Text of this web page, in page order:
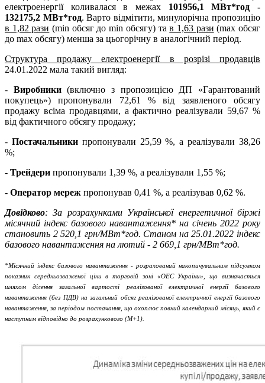
електроенергії коливалася в межах 101956,1 МВт*год -
132175,2 МВт*год. Варто відмітити, минулорічна пропозицію
в 1,82 рази (min обсяг до min обсягу) тав 1,63 рази (max обсяг
до max обсягу) менша за цьогорічну в аналогічний період.
Структура продажу електроенергії в розрізі продавців
24.01.2022 мала такий вигляд:
- Виробники(включно з пропозицією ДП «Гарантований
покупець») пропонували 72,61 % від заявленого обсягу
продажу всіма продавцями, а фактично реалізували 59,67 %
від фактичного обсягу продажу;
- Постачальникипропонували 25,59 %, а реалізували 38,26
%;
- Трейдери пропонували 1,39 %, а реалізували 1,55 %;
- Оператор мереж пропонував 0,41 %, а реалізував 0,62 %.
Довідково: За розрахунками Української енергетичної біржі
місячний індекс базового навантаження* на січень 2022 року
становить 2 520,1 грн/МВт*год. Станом на 25.01.2022 індекс
базового навантаження на лютий - 2 669,1 грн/МВт*год.
*Місячний індекс базового навантаження - розрахований накопичувальним підсумком
показник середньозваженої ціни в торговій зоні «ОЕС України», що визначається
шляхом ділення загальної вартості реалізованої електричної енергії базового
навантаження (без ПДВ) на загальний обсяг реалізованої електричної енергії базового
навантаження, за періодом постачання, що охоплює повний календарний місяць, який є
наступним відповідно до розрахункового (М+1).